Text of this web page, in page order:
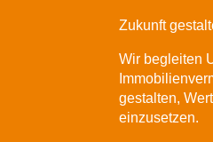
Zukunft
Wir begleiten
gestalten,
einzusetzen.